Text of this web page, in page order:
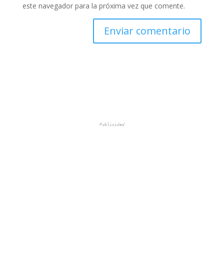
este navegador para la próxima vez que comente.
Publicidad